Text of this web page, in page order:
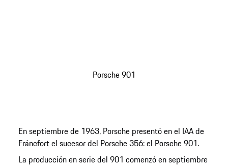
Porsche 901
En septiembre de 1963, Porsche presentó en el IAA de
Fráncfort el sucesor del Porsche 356: el Porsche 901.
La producción en serie del 901 comenzó en septiembre